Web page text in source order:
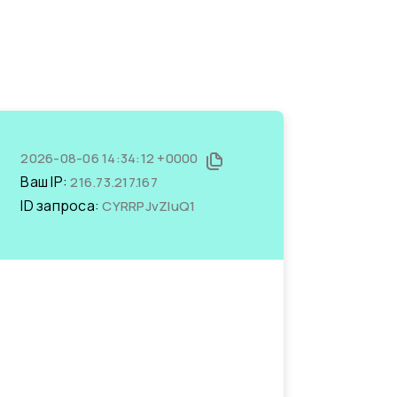
2026-08-06 14:34:12 +0000
Ваш IP:216.73.217.167
ID запроса:CYRRPJvZIuQ1